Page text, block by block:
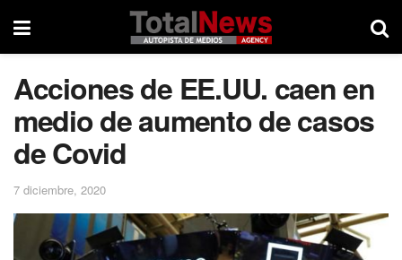
Acciones de EE.UU. caen en
medio de aumento de casos
de Covid
7 diciembre, 2020